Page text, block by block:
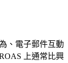
、電子郵件互動
上通常比興